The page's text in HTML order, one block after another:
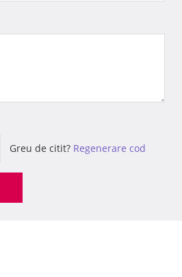
Greu de citit? Regenerare cod